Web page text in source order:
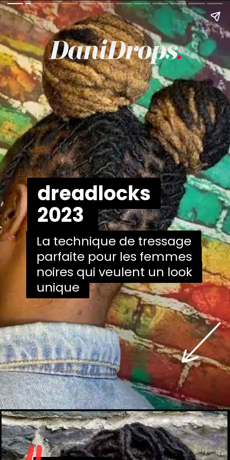
dreadlocks
2023
dreadlocks
2023
La technique de tressage
parfaite pour les femmes
noires qui veulent un look
unique
La technique de tressage
parfaite pour les femmes
noires qui veulent un look
unique
Ouverture https://danidrops.com.br/fr/coupe-de-cheveux-femme-frisee-2023/